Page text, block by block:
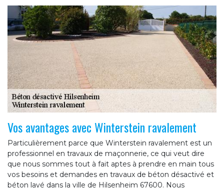
Vos avantages avec Winterstein ravalement
Particulièrement parce que Winterstein ravalement est un
professionnel en travaux de maçonnerie, ce qui veut dire
que nous sommes tout à fait aptes à prendre en main tous
vos besoins et demandes en travaux de béton désactivé et
béton lavé dans la ville de Hilsenheim 67600. Nous